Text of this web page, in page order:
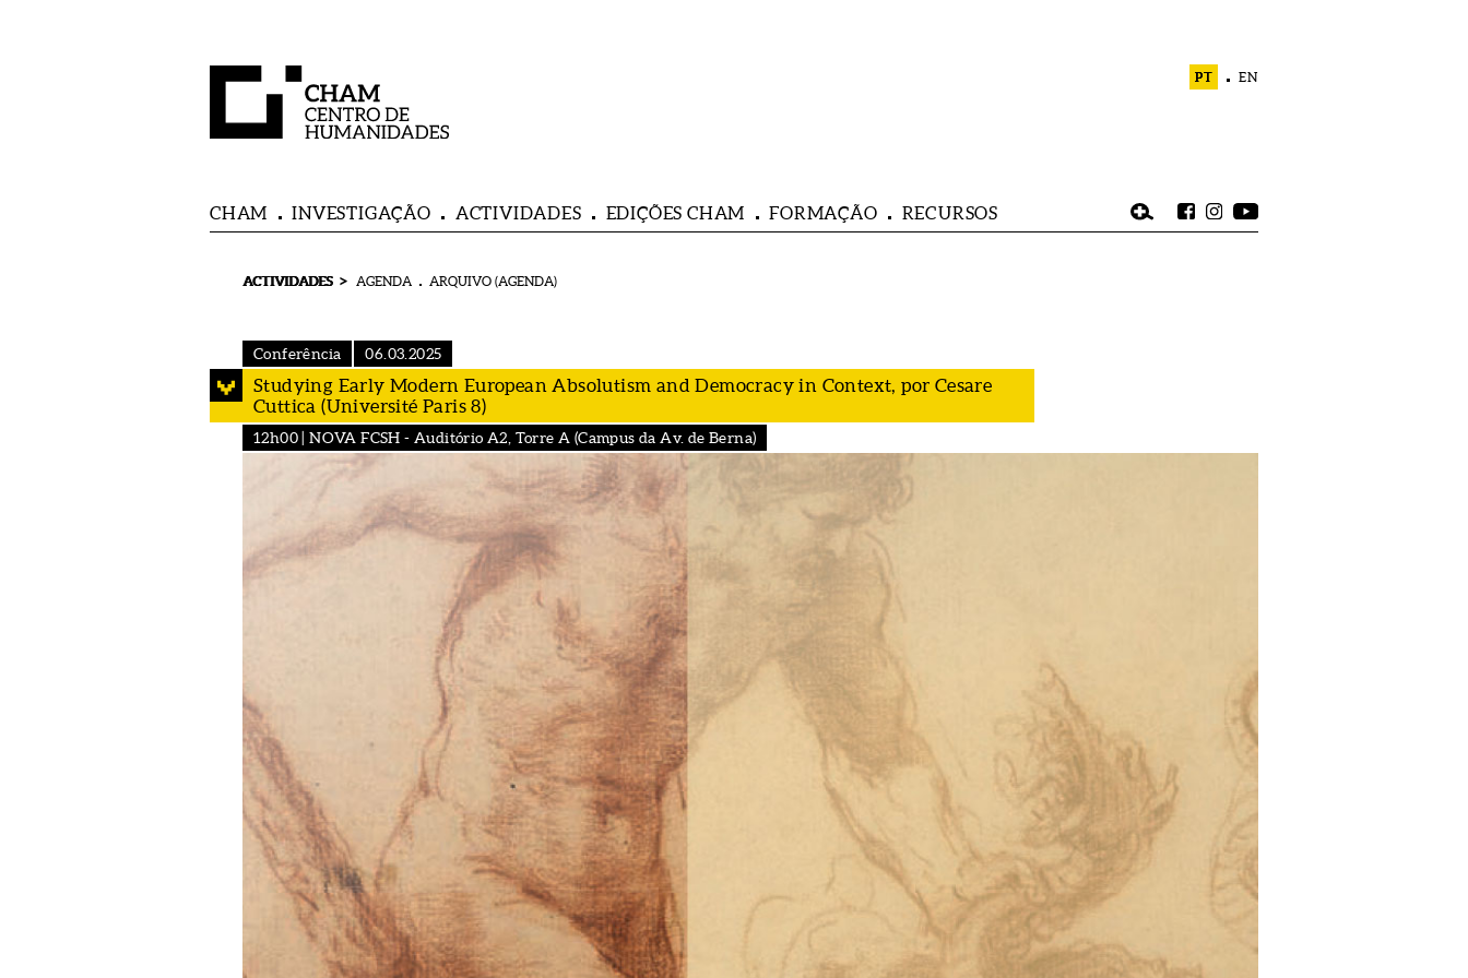
PT EN
CHAM INVESTIGAÇÃO ACTIVIDADES EDIÇÕES CHAM FORMAÇÃO RECURSOS
ACTIVIDADES > AGENDA ARQUIVO (AGENDA)
Conferência 06.03.2025
Studying Early Modern European Absolutism and Democracy in Context, por Cesare
Cuttica (Université Paris 8)
12h00 | NOVA FCSH - Auditório A2, Torre A (Campus da Av. de Berna)